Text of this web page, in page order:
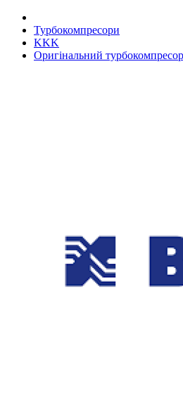
Турбокомпресори
KKK
Оригінальний